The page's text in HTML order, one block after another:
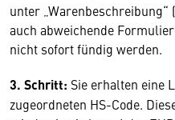
unter „Warenbeschreibung“
auch abweichende
nicht sofort fündig werden.
3. Schritt: Sie erhalten eine
zugeordneten HS-Code.